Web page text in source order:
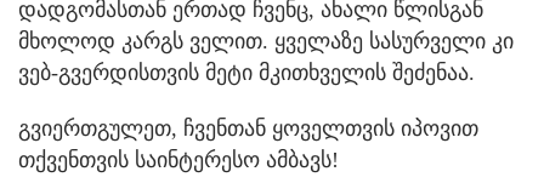
დადგომასთან ერთად ჩვენც, ახალი წლისგან
მხოლოდ კარგს ველით. ყველაზე სასურველი კი
ვებ-გვერდისთვის მეტი მკითხველის შეძენაა.
გვიერთგულეთ, ჩვენთან ყოველთვის იპოვით
თქვენთვის საინტერესო ამბავს!